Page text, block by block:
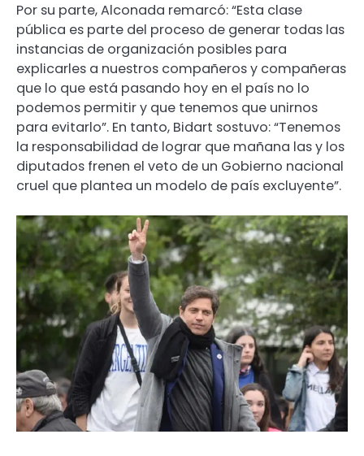
Por su parte, Alconada remarcó: “Esta clase
pública es parte del proceso de generar todas las
instancias de organización posibles para
explicarles a nuestros compañeros y compañeras
que lo que está pasando hoy en el país no lo
podemos permitir y que tenemos que unirnos
para evitarlo”. En tanto, Bidart sostuvo: “Tenemos
la responsabilidad de lograr que mañana las y los
diputados frenen el veto de un Gobierno nacional
cruel que plantea un modelo de país excluyente”.